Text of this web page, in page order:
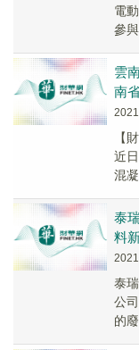
電
參
工
雲
南
【
近
混
泰
料
泰
公
的